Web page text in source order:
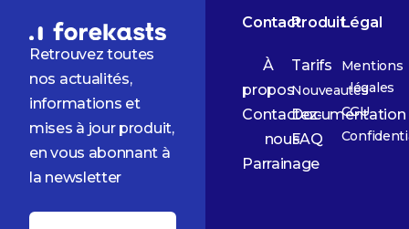
Retrouvez toutes
nos actualités,
informations et
mises à jour produit,
en vous abonnant à
la newsletter
Contact
À
propos
Contactez-
nous
Parrainage
Produit
Tarifs
Nouveautés
Documentation
FAQ
Légal
Mentions
légales
CGU